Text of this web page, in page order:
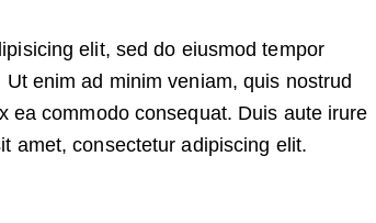
elit, sed do eiusmod tempor
enim ad minim veniam, quis nostrud
ea commodo consequat. Duis aute irure
amet, consectetur adipiscing elit.